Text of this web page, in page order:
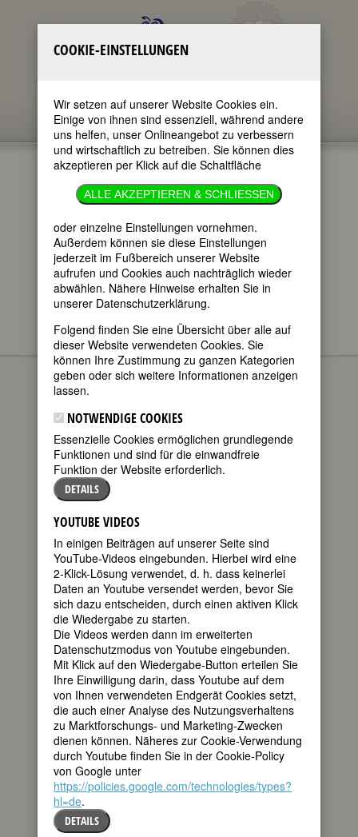
ANNA
NETREBKO
im ganzen Text
nur in Titeln
BIOGRAPHIEN Anna Netrebko
(Anna
Jurjewna
Netrebko;
Нетребко)
*18.
September
1971 in
Krasnodar
russisch-
österreichische Opernsängerin
(Sopran)
50. Geburtstag am 18. September
2021
Biografie•Zitate•Weblinks•Literatur &
Quellen
BIOGRAFIE
teilen
Anna Netrebko,
die zur Zeit
schönste und
beliebteste
Sopranistin des
deutschsprachigen Raums, natürlich
COOKIE-EINSTELLUNGEN
Wir setzen auf unserer Website Cookies ein.
Einige von ihnen sind essenziell, während andere
uns helfen, unser Onlineangebot zu verbessern
und wirtschaftlich zu betreiben. Sie können dies
akzeptieren per Klick auf die Schaltfläche
ALLE AKZEPTIEREN & SCHLIESSEN
oder einzelne Einstellungen vornehmen.
Außerdem können sie diese Einstellungen
jederzeit im Fußbereich unserer Website
aufrufen und Cookies auch nachträglich wieder
abwählen. Nähere Hinweise erhalten Sie in
unserer Datenschutzerklärung.
Folgend finden Sie eine Übersicht über alle auf
dieser Website verwendeten Cookies. Sie
können Ihre Zustimmung zu ganzen Kategorien
geben oder sich weitere Informationen anzeigen
lassen.
NOTWENDIGE COOKIES
Essenzielle Cookies ermöglichen grundlegende
Funktionen und sind für die einwandfreie
Funktion der Website erforderlich.
DETAILS
YOUTUBE VIDEOS
In einigen Beiträgen auf unserer Seite sind
YouTube-Videos eingebunden. Hierbei wird eine
2-Klick-Lösung verwendet, d. h. dass keinerlei
Daten an Youtube versendet werden, bevor Sie
sich dazu entscheiden, durch einen aktiven Klick
die Wiedergabe zu starten.
Die Videos werden dann im erweiterten
Datenschutzmodus von Youtube eingebunden.
Mit Klick auf den Wiedergabe-Button erteilen Sie
Ihre Einwilligung darin, dass Youtube auf dem
von Ihnen verwendeten Endgerät Cookies setzt,
die auch einer Analyse des Nutzungsverhaltens
zu Marktforschungs- und Marketing-Zwecken
dienen können. Näheres zur Cookie-Verwendung
durch Youtube finden Sie in der Cookie-Policy
von Google unter
https://policies.google.com/technologies/types?
hl=de.
DETAILS